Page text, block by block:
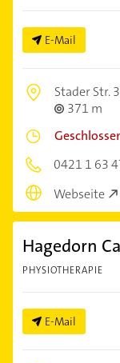
E-Mail
Stader Str.
371 m
0421 1 63
Webseite
Hagedorn
PHYSIOTHERAPIE
E-Mail